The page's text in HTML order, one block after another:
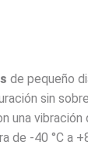
de pequeño
sin
una vibración
de -40 °C a